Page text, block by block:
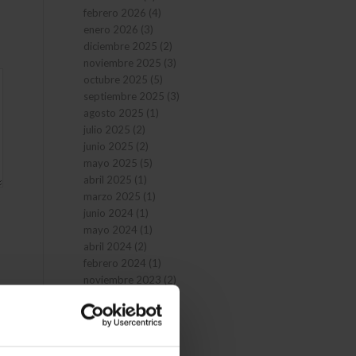
febrero 2026 (4)
enero 2026 (3)
diciembre 2025 (2)
noviembre 2025 (3)
octubre 2025 (5)
septiembre 2025 (3)
agosto 2025 (1)
julio 2025 (2)
junio 2025 (2)
mayo 2025 (5)
abril 2025 (1)
marzo 2025 (1)
junio 2024 (1)
mayo 2024 (1)
abril 2024 (2)
febrero 2024 (1)
noviembre 2023 (2)
junio 2023(2)
marzo 2023(1)
noviembre 2022(1)